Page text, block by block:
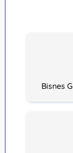
Bisnes